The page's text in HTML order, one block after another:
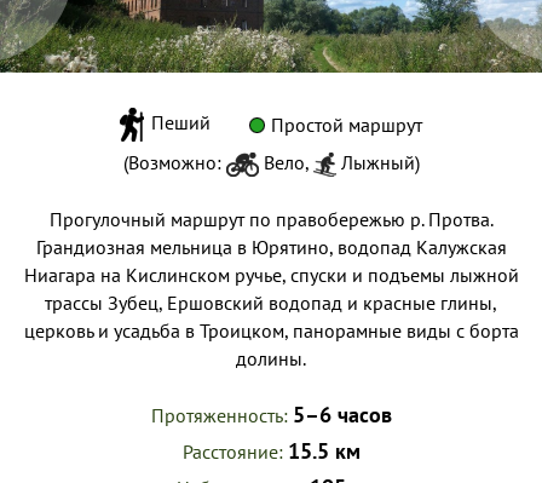
Пеший
Простой маршрут
(Возможно:
Вело, Лыжный)
Прогулочный маршрут по правобережью р. Протва.
Грандиозная мельница в Юрятино, водопад Калужская
Ниагара на Кислинском ручье, спуски и подъемы лыжной
трассы Зубец, Ершовский водопад и красные глины,
церковь и усадьба в Троицком, панорамные виды с борта
долины.
Протяженность 5–6 часов
Расстояние 15.5 км